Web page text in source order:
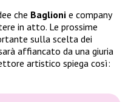
che Baglioni e company
in atto. Le prossime
sulla scelta dei
affiancato da una giuria
artistico spiega così: